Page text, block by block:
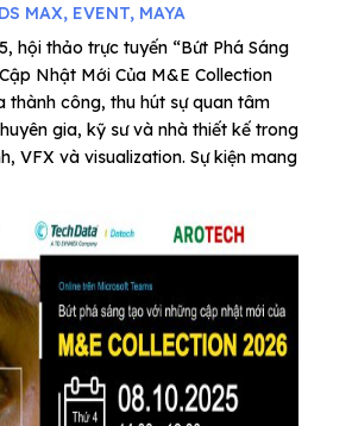
MAX, EVENT, MAYA
hội thảo trực tuyến “Bứt Phá Sáng
Nhật Mới Của M&E Collection
thành công, thu hút sự quan tâm
gia, kỹ sư và nhà thiết kế trong
VFX và visualization. Sự kiện mang